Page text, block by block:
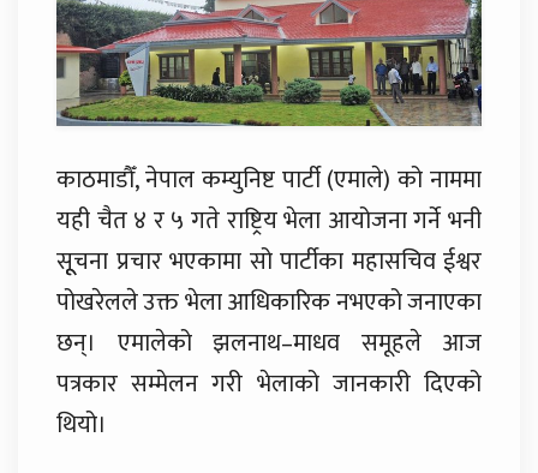
काठमाडौँ, नेपाल कम्युनिष्ट पार्टी (एमाले) को नाममा
यही चैत ४ र ५ गते राष्ट्रिय भेला आयोजना गर्ने भनी
सूूचना प्रचार भएकामा सो पार्टीका महासचिव ईश्वर
पोखरेलले उक्त भेला आधिकारिक नभएको जनाएका
छन्। एमालेको झलनाथ–माधव समूहले आज
पत्रकार सम्मेलन गरी भेलाको जानकारी दिएको
थियो।